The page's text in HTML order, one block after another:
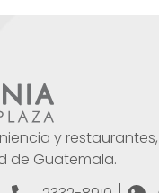
y restaurantes,
de Guatemala.